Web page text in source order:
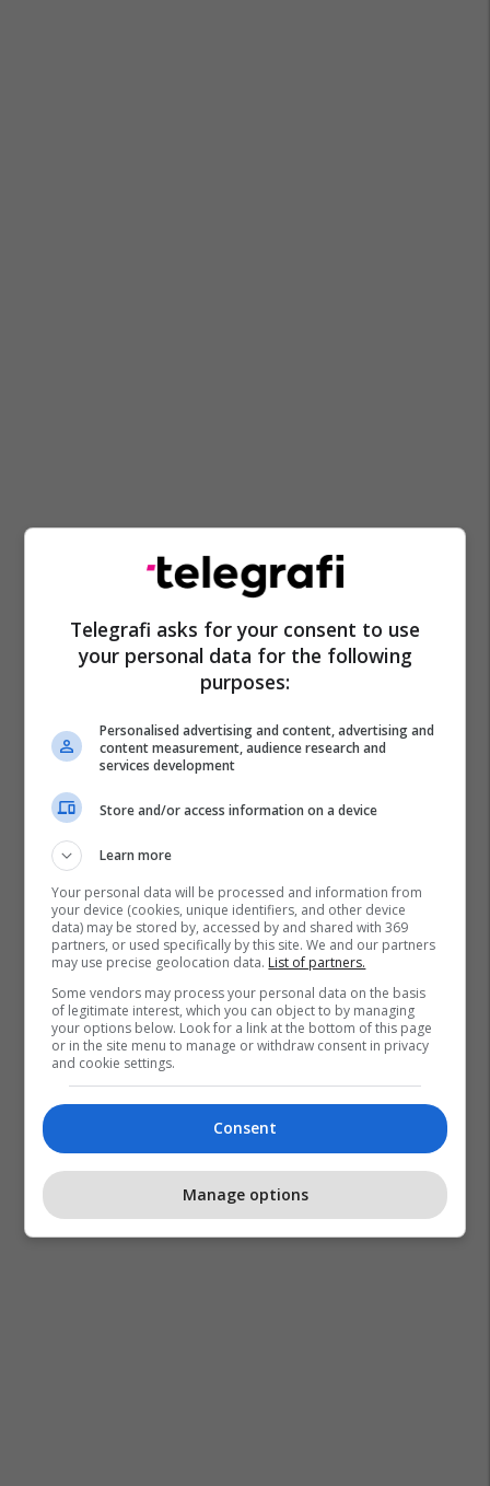
Telegrafi asks for your consent to use
your personal data for the following
purposes:
Personalised advertising and content, advertising and
content measurement, audience research and
services development
Store and/or access information on a device
Learn more
Your personal data will be processed and information from
your device (cookies, unique identifiers, and other device
data) may be stored by, accessed by and shared with 369
partners, or used specifically by this site. We and our partners
may use precise geolocation data. List of partners.
Some vendors may process your personal data on the basis
of legitimate interest, which you can object to by managing
your options below. Look for a link at the bottom of this page
or in the site menu to manage or withdraw consent in privacy
and cookie settings.
Consent
Manage options